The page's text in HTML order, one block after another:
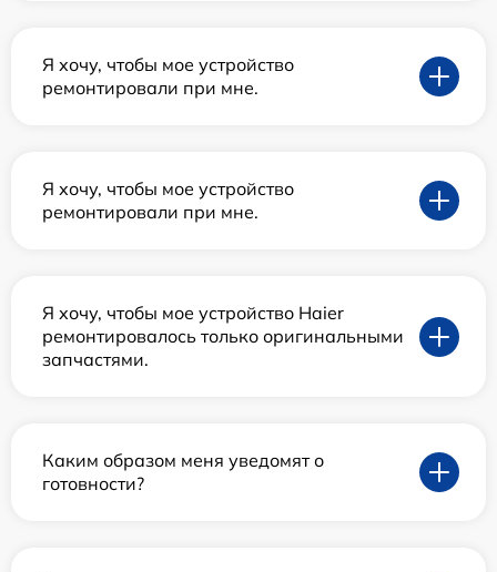
Я хочу, чтобы мое устройство
ремонтировали при мне.
Я хочу, чтобы мое устройство
ремонтировали при мне.
Я хочу, чтобы мое устройство Haier
ремонтировалось только оригинальными
запчастями.
Каким образом меня уведомят о
готовности?